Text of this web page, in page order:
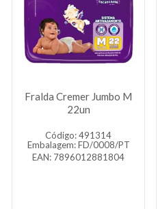
Fralda Cremer Jumbo M
22un
Código: 491314
Embalagem: FD/0008/PT
EAN: 7896012881804